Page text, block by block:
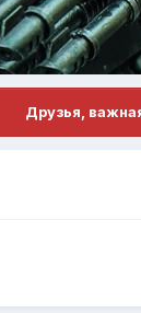
Друзья,